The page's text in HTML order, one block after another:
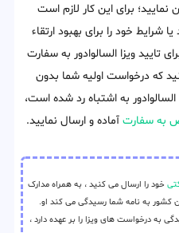
برای این کار لازم است
شرایط خود را برای بهبود ارتقاء
تایید ویزا السالوادور به سفارت
که درخواست اولیه شما بدون
به اشتباه رد شده است،
به سفارت آماده و ارسال نمایید.
خود را ارسال می کنید ، به همراه مدارک
کشور به نامه شما رسیدگی می کند او.
به درخواست های ویزا را بر عهده دارد ،